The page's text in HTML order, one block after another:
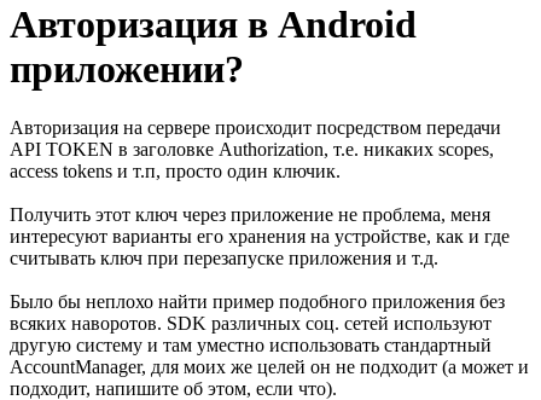
Авторизация в Android
приложении?
Авторизация на сервере происходит посредством передачи
API TOKEN в заголовке Authorization, т.е. никаких scopes,
access tokens и т.п, просто один ключик.
Получить этот ключ через приложение не проблема, меня
интересуют варианты его хранения на устройстве, как и где
считывать ключ при перезапуске приложения и т.д.
Было бы неплохо найти пример подобного приложения без
всяких наворотов. SDK различных соц. сетей используют
другую систему и там уместно использовать стандартный
AccountManager, для моих же целей он не подходит (а может и
подходит, напишите об этом, если что).